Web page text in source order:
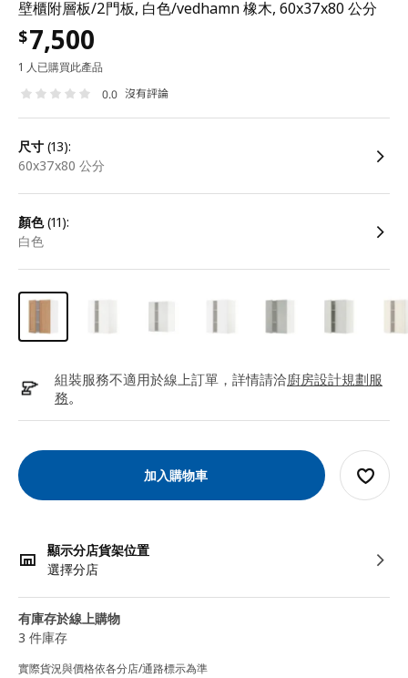
壁櫃附層板/2門板, 白色/vedhamn 橡木, 60x37x80 公分
$7,500
1 人已購買此產品
0.0 沒有評論
尺寸 (13):
60x37x80 公分
顏色(11):
白色
組裝服務不適用於線上訂單，詳情請洽廚房設計規劃服
務。
加入購物車
顯示分店貨架位置
選擇分店
有庫存於線上購物
3 件庫存
實際貨況與價格依各分店/通路標示為準